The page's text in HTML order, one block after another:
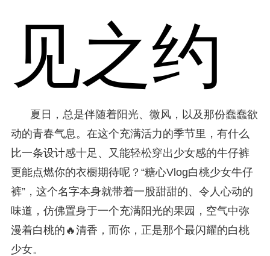
见之约
夏日，总是伴随着阳光、微风，以及那份蠢蠢欲
动的青春气息。在这个充满活力的季节里，有什么
比一条设计感十足、又能轻松穿出少女感的牛仔裤
更能点燃你的衣橱期待呢？“糖心Vlog白桃少女牛仔
裤”，这个名字本身就带着一股甜甜的、令人心动的
味道，仿佛置身于一个充满阳光的果园，空气中弥
漫着白桃的🔥清香，而你，正是那个最闪耀的白桃
少女。